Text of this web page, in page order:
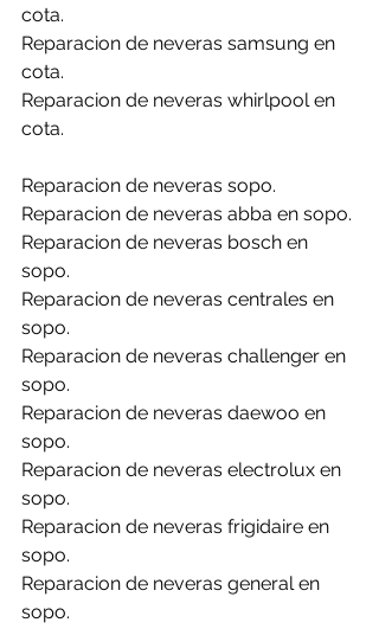
cota.
Reparacion de neveras samsung en
cota.
Reparacion de neveras whirlpool en
cota.
Reparacion de neveras sopo.
Reparacion de neveras abba en sopo.
Reparacion de neveras bosch en
sopo.
Reparacion de neveras centrales en
sopo.
Reparacion de neveras challenger en
sopo.
Reparacion de neveras daewoo en
sopo.
Reparacion de neveras electrolux en
sopo.
Reparacion de neveras frigidaire en
sopo.
Reparacion de neveras general en
sopo.